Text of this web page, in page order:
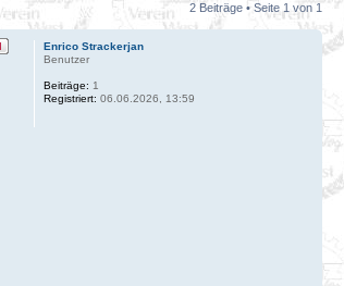
2 Beiträge • Seite 1 von 1
Enrico Strackerjan
Benutzer
Beiträge: 1
Registriert: 06.06.2026, 13:59